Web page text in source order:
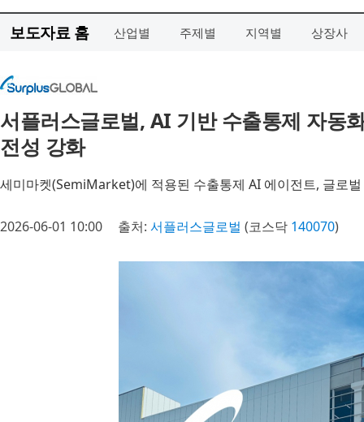
보도자료 홈 산업별 주제별 지역별 상장사
서플러스글로벌, AI 기반 수출통제 자동
전성 강화
세미마켓(SemiMarket)에 적용된 수출통제 AI 에이전트, 글로
2026-06-01 10:00 출처: 서플러스글로벌 (코스닥 140070)